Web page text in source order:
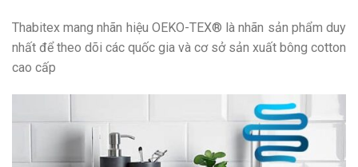
Thabitex mang nhãn hiệu OEKO-TEX® là nhãn sản phẩm duy
nhất để theo dõi các quốc gia và cơ sở sản xuất bông cotton
cao cấp